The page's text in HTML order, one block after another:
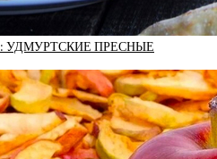
УДМУРТСКИЕ ПРЕСНЫЕ